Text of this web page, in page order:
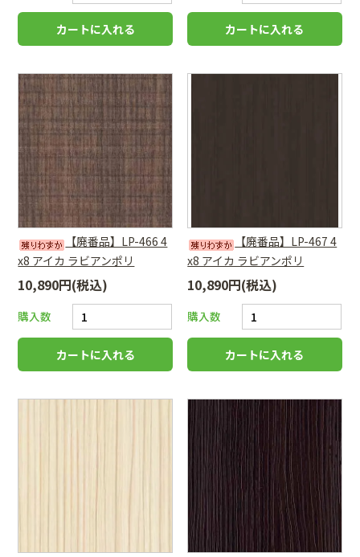
【廃番品】LP-466 4
x8 アイカ ラビアンポリ
10,890円(税込)
購入数
【廃番品】LP-467 4
x8 アイカ ラビアンポリ
10,890円(税込)
購入数